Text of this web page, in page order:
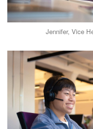
Jennifer, Vice